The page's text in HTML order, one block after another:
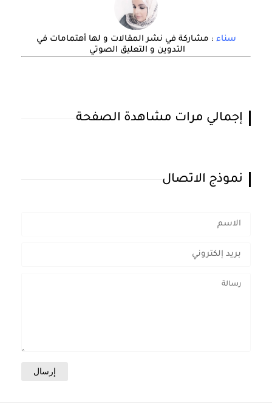
سناء : مشاركة في نشر المقالات و لها أهتمامات في
التدوين و التعليق الصوتي
إجمالي مرات مشاهدة الصفحة
نموذج الاتصال